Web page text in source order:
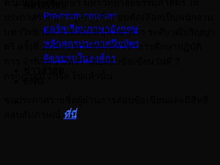
Premium courses
คอร์สเรียนภาษาอังกฤษ
หลักสูตรประกาศนียบัตร
จัดอบรมในองค์กร
ประกาศรับสมัครบุคคลเพื่อสอบคัดเลือกเป็นพนักงาน
มหาวิทยาลัย สายสนับสนุนวิชาการ ระดับวุฒิปริญญา
ตรี ครั้งที่ 2/2568 ตำแหน่งนักวิชาการศึกษาปฏิบัติ
การ จำนวน 1 อัตรา โดยสอบข้อเขียนวันที่ 7
ที่นี่